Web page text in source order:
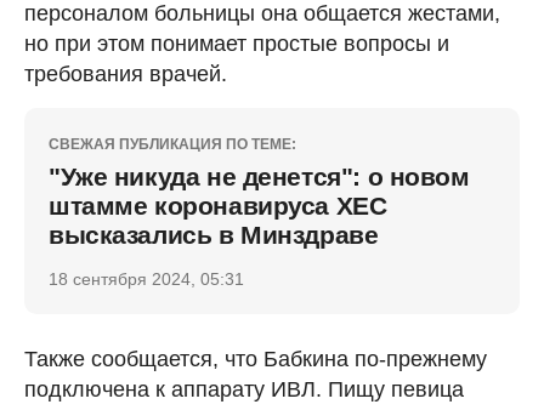
персоналом больницы она общается жестами,
но при этом понимает простые вопросы и
требования врачей.
СВЕЖАЯ ПУБЛИКАЦИЯ ПО ТЕМЕ:
"Уже никуда не денется": о новом
штамме коронавируса ХЕС
высказались в Минздраве
18 сентября 2024, 05:31
Также сообщается, что Бабкина по-прежнему
подключена к аппарату ИВЛ. Пищу певица